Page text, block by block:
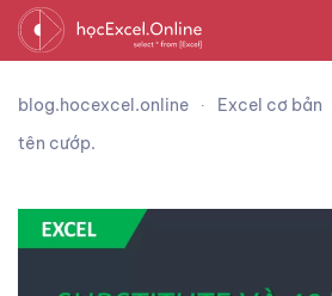
blog.hocexcel.online Excel cơ bản
tên cướp.